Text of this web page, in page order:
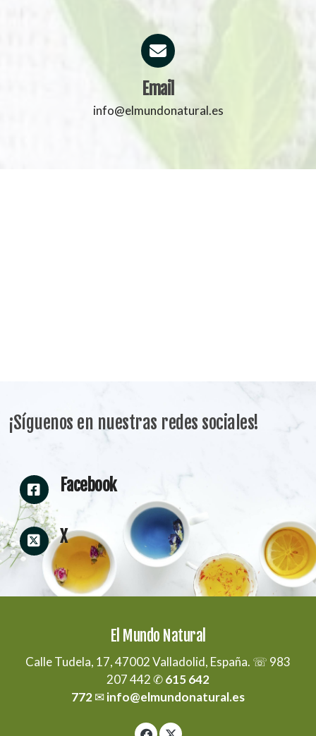
Email
info@elmundonatural.es
¡Síguenos en nuestras redes sociales!
Facebook
X
El Mundo Natural
Calle Tudela, 17, 47002 Valladolid, España. ☏ 983
207 442 ✆615 642
772✉info@elmundonatural.es